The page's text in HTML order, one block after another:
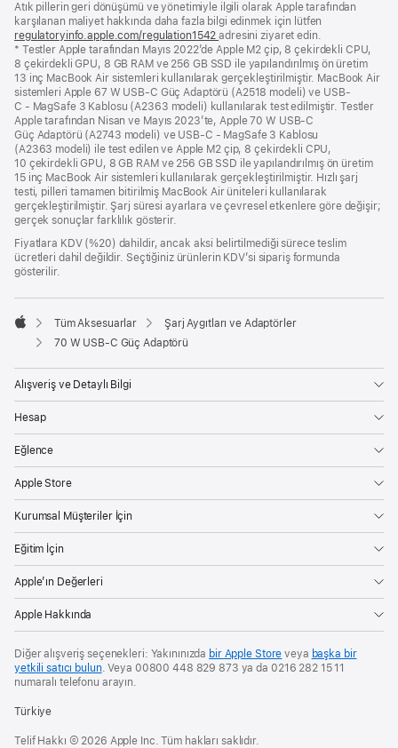
pencerede
açılır)
Atık pillerin geri dönüşümü ve yönetimiyle ilgili olarak Apple tarafından
karşılanan maliyet hakkında daha fazla bilgi edinmek için lütfen
regulatoryinfo.apple.com/regulation1542(yeni
bir
pencerede
açılır)
adresini ziyaret edin.
* Testler Apple tarafından Mayıs 2022’de Apple M2 çip, 8 çekirdekli CPU,
8 çekirdekli GPU, 8 GB RAM ve 256 GB SSD ile yapılandırılmış ön üretim
13 inç MacBook Air sistemleri kullanılarak gerçekleştirilmiştir. MacBook Air
sistemleri Apple 67 W USB-C Güç Adaptörü (A2518 modeli) ve USB-
C - MagSafe 3 Kablosu (A2363 modeli) kullanılarak test edilmiştir. Testler
Apple tarafından Nisan ve Mayıs 2023’te, Apple 70 W USB-C
Güç Adaptörü (A2743 modeli) ve USB-C - MagSafe 3 Kablosu
(A2363 modeli) ile test edilen ve Apple M2 çip, 8 çekirdekli CPU,
10 çekirdekli GPU, 8 GB RAM ve 256 GB SSD ile yapılandırılmış ön üretim
15 inç MacBook Air sistemleri kullanılarak gerçekleştirilmiştir. Hızlı şarj
testi, pilleri tamamen bitirilmiş MacBook Air üniteleri kullanılarak
gerçekleştirilmiştir. Şarj süresi ayarlara ve çevresel etkenlere göre değişir;
gerçek sonuçlar farklılık gösterir.
Fiyatlara KDV (%20) dahildir, ancak aksi belirtilmediği sürece teslim
ücretleri dahil değildir. Seçtiğiniz ürünlerin KDV’si sipariş formunda
gösterilir.
Apple
Tüm Aksesuarlar
Şarj Aygıtları ve Adaptörler
70 W USB-C Güç Adaptörü
Alışveriş ve Detaylı Bilgi
Hesap
Eğlence
Apple Store
Kurumsal Müşteriler İçin
Eğitim İçin
Apple’ın Değerleri
Apple Hakkında
Diğer alışveriş seçenekleri: Yakınınızda bir Apple Store veya başka bir
yetkili satıcı bulun. Veya 00800 448 829 873 ya da 0216 282 15 11
numaralı telefonu arayın.
Türkiye
Telif Hakkı © 2026 Apple Inc. Tüm hakları saklıdır.